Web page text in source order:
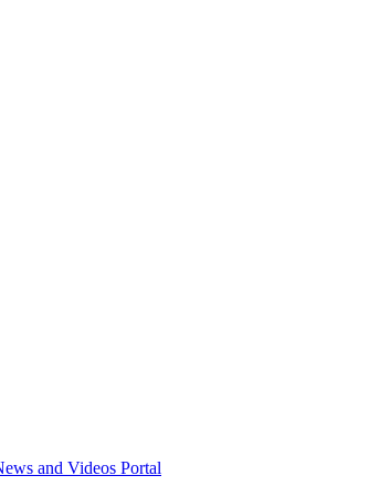
and Videos Portal